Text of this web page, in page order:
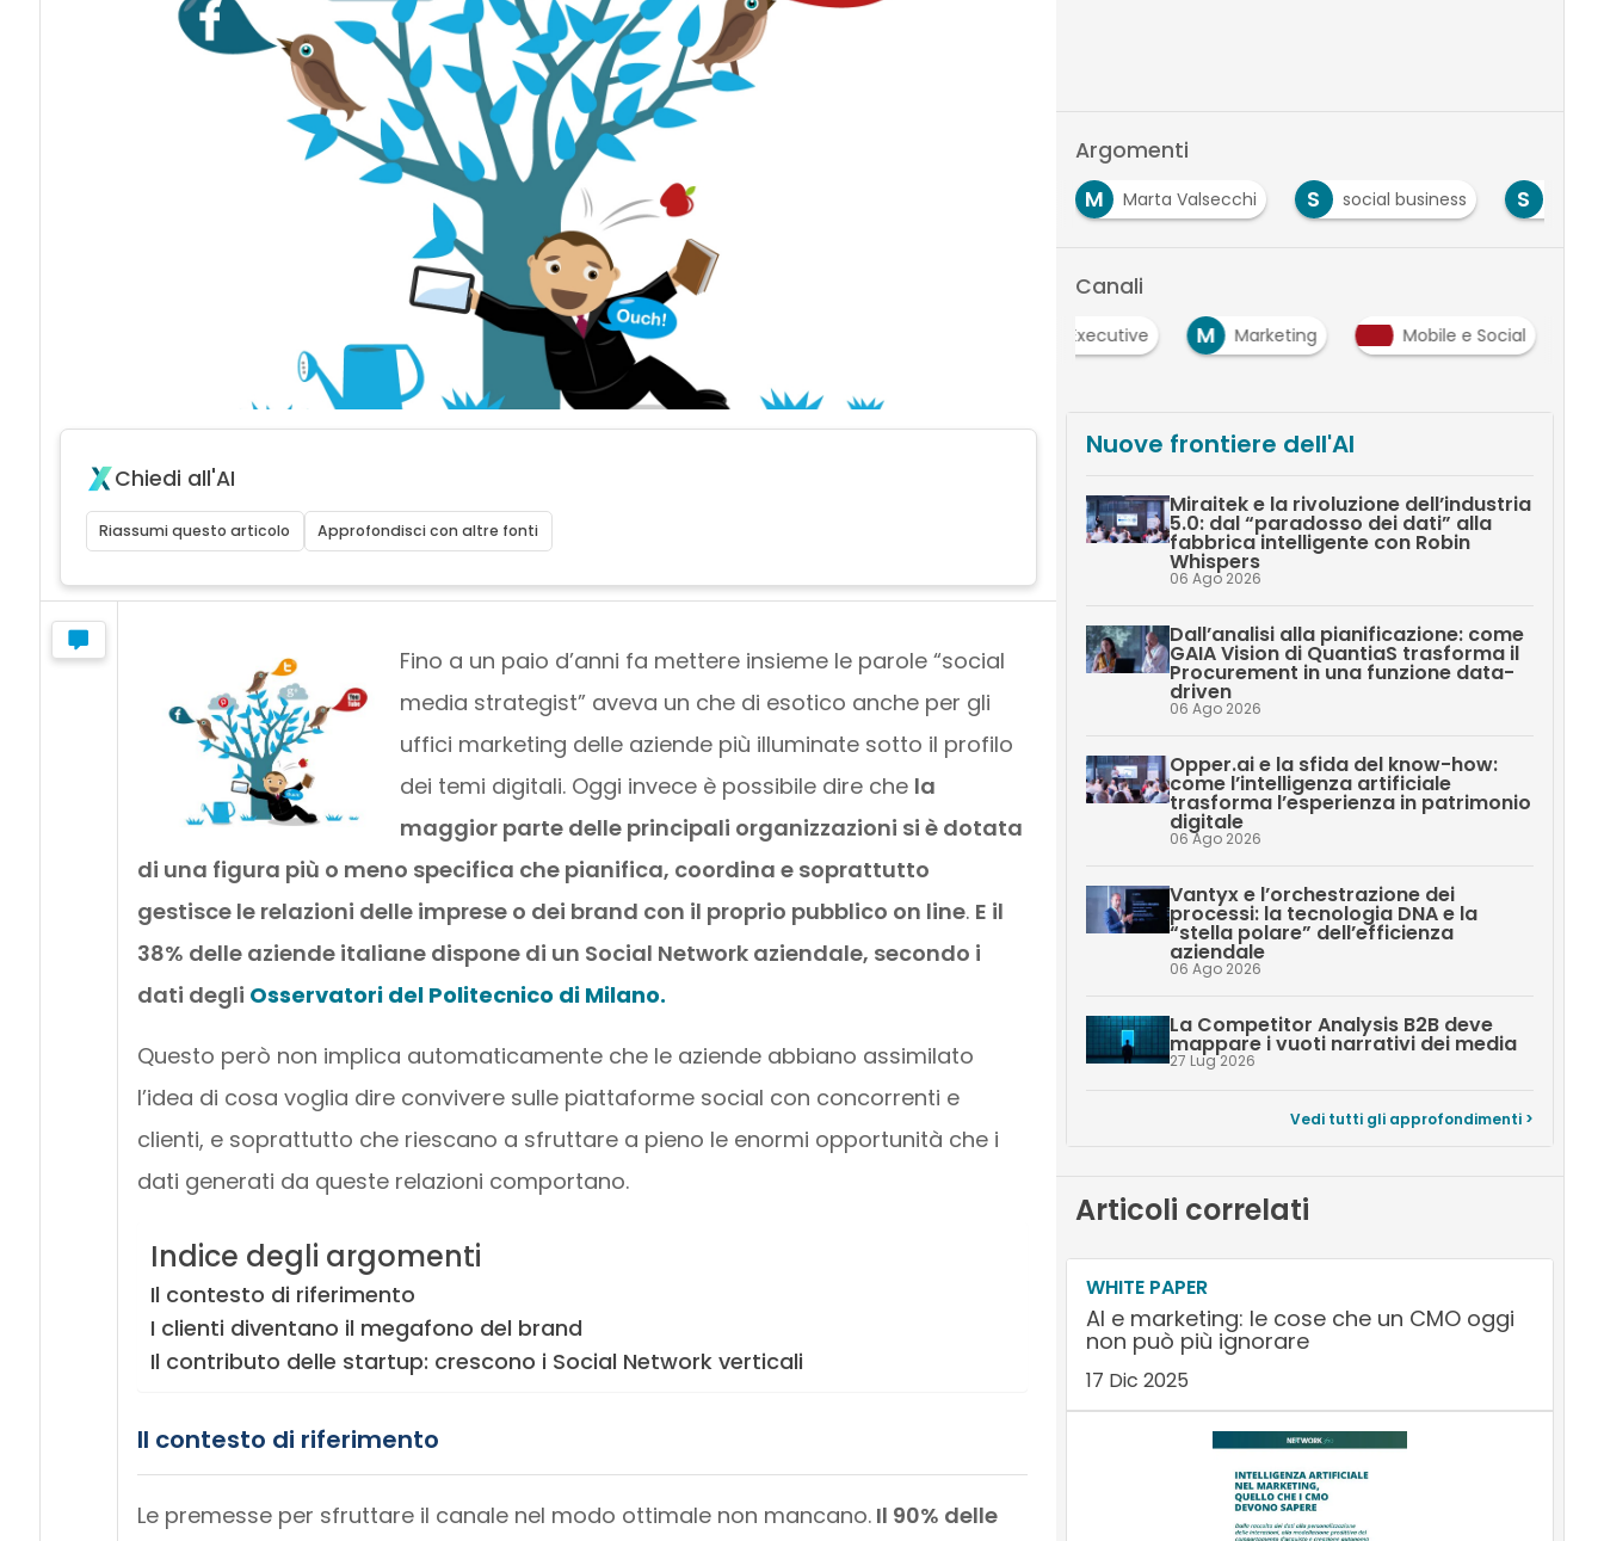
Chiedi all'AI
Riassumi questo articolo Approfondisci con altre fonti
Fino a un paio d’anni fa mettere insieme le parole “social
media strategist” aveva un che di esotico anche per gli
uffici marketing delle aziende più illuminate sotto il profilo
dei temi digitali. Oggi invece è possibile dire che la
maggior parte delle principali organizzazioni si è dotata
di una figura più o meno specifica che pianifica, coordina e soprattutto
gestisce le relazioni delle imprese o dei brand con il proprio pubblico on line. E il
38% delle aziende italiane dispone di un Social Network aziendale, secondo i
dati degli Osservatori del Politecnico di Milano.
Questo però non implica automaticamente che le aziende abbiano assimilato
l’idea di cosa voglia dire convivere sulle piattaforme social con concorrenti e
clienti, e soprattutto che riescano a sfruttare a pieno le enormi opportunità che i
dati generati da queste relazioni comportano.
Indice degli argomenti
Il contesto di riferimento
I clienti diventano il megafono del brand
Il contributo delle startup: crescono i Social Network verticali
Il contesto di riferimento
Le premesse per sfruttare il canale nel modo ottimale non mancano.Il 90% delle
Argomenti
M Marta Valsecchi S social business S
Canali
Executive M Marketing Mobile e Social
Nuove frontiere dell'AI
Miraitek e la rivoluzione dell’industria
5.0: dal “paradosso dei dati” alla
fabbrica intelligente con Robin
Whispers
06 Ago 2026
Dall’analisi alla pianificazione: come
GAIA Vision di QuantiaS trasforma il
Procurement in una funzione data-
driven
06 Ago 2026
Opper.ai e la sfida del know-how:
come l’intelligenza artificiale
trasforma l’esperienza in patrimonio
digitale
06 Ago 2026
Vantyx e l’orchestrazione dei
processi: la tecnologia DNA e la
“stella polare” dell’efficienza
aziendale
06 Ago 2026
La Competitor Analysis B2B deve
mappare i vuoti narrativi dei media
27 Lug 2026
Vedi tutti gli approfondimenti >
Articoli correlati
WHITE PAPER
AI e marketing: le cose che un CMO oggi
non può più ignorare
17 Dic 2025